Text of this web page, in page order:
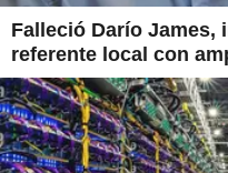
Falleció Darío James,
referente local con